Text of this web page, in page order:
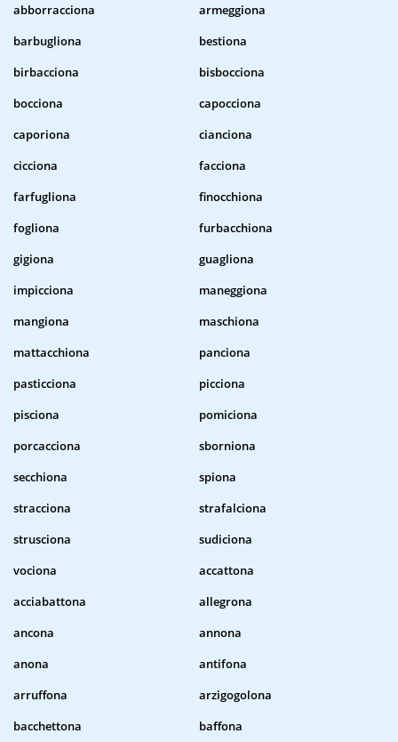
abborracciona
armeggiona
barbugliona
bestiona
birbacciona
bisbocciona
bocciona
capocciona
caporiona
cianciona
cicciona
facciona
farfugliona
finocchiona
fogliona
furbacchiona
gigiona
guagliona
impicciona
maneggiona
mangiona
maschiona
mattacchiona
panciona
pasticciona
picciona
pisciona
pomiciona
porcacciona
sborniona
secchiona
spiona
stracciona
strafalciona
strusciona
sudiciona
vociona
accattona
acciabattona
allegrona
ancona
annona
anona
antifona
arruffona
arzigogolona
bacchettona
baffona